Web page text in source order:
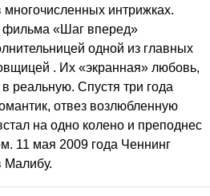
интрижках.
фильма «Шаг вперед»
одной из главных
. Их «экранная» любовь,
реальную. Спустя три года
отвез возлюбленную
на одно колено и преподнес
11 мая 2009 года Ченнинг
Малибу.